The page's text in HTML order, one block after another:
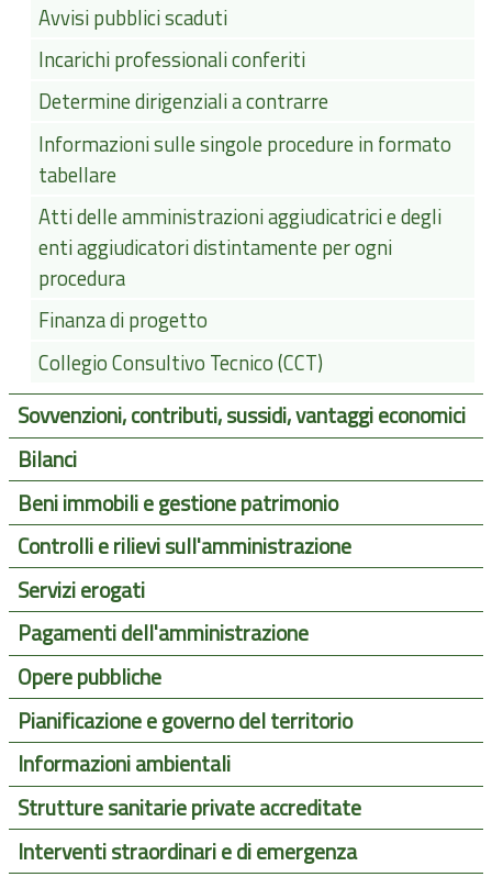
Avvisi pubblici scaduti
Incarichi professionali conferiti
Determine dirigenziali a contrarre
Informazioni sulle singole procedure in formato
tabellare
Atti delle amministrazioni aggiudicatrici e degli
enti aggiudicatori distintamente per ogni
procedura
Finanza di progetto
Collegio Consultivo Tecnico (CCT)
Sovvenzioni, contributi, sussidi, vantaggi economici
Bilanci
Beni immobili e gestione patrimonio
Controlli e rilievi sull'amministrazione
Servizi erogati
Pagamenti dell'amministrazione
Opere pubbliche
Pianificazione e governo del territorio
Informazioni ambientali
Strutture sanitarie private accreditate
Interventi straordinari e di emergenza